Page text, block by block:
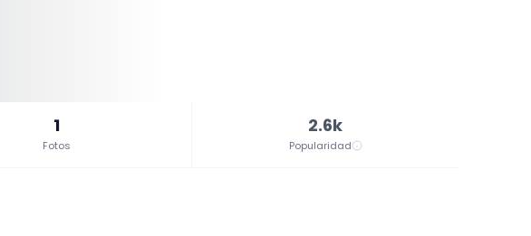
1
Fotos
2.6k
Popularidad